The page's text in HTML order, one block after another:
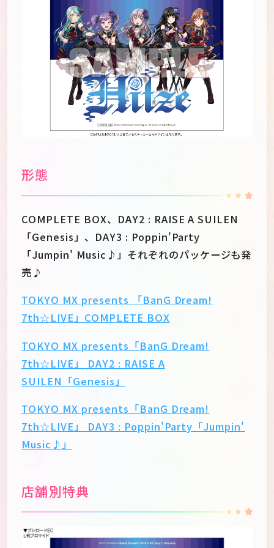
形態
COMPLETE BOX、DAY2 : RAISE A SUILEN
「Genesis」、DAY3 : Poppin'Party
「Jumpin' Music♪」それぞれのパッケージも発
売♪
TOKYO MX presents 「BanG Dream!
7th☆LIVE」COMPLETE BOX
TOKYO MX presents「BanG Dream!
7th☆LIVE」 DAY2 : RAISE A
SUILEN「Genesis」
TOKYO MX presents「BanG Dream!
7th☆LIVE」 DAY3 : Poppin'Party「Jumpin'
Music♪」
店舗別特典